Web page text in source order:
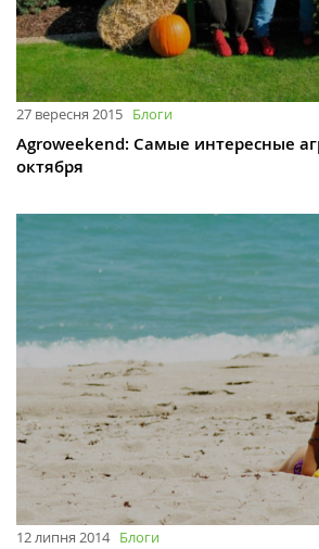
27 вересня 2015 Блоги
Agroweekend: Самые интересные
октября
12 липня 2014 Блоги